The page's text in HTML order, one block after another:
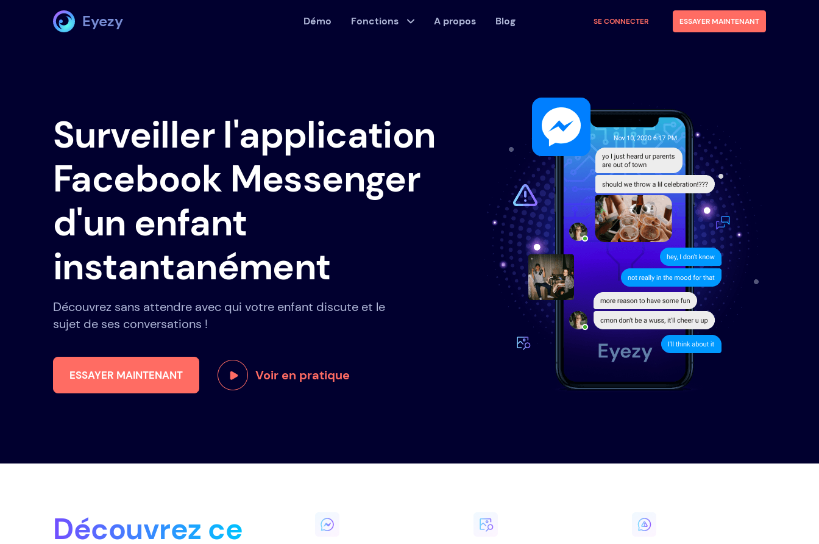
Eyezy Démo Fonctions A propos Blog SE CONNECTER ESSAYER MAINTENANT
Surveiller l'application
Facebook Messenger
d'un enfant
instantanément
Découvrez sans attendre avec qui votre enfant discute et le
sujet de ses conversations !
ESSAYER MAINTENANT Voir en pratique
Découvrez ce